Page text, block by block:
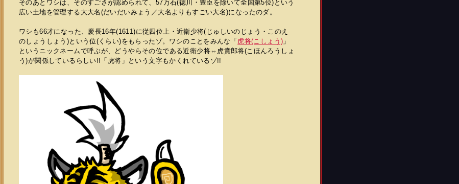
そのあとワシは、そのすごさが認められて、57万石(徳川・豊臣を除いて全国第5位)という
広い土地を管理する大大名(だいだいみょう／大名よりもすごい大名)になったのダ。
ワシも66才になった、慶長16年(1611)に従四位上・近衛少将(じゅしいのじょう・このえ
のしょうしょう)という位(くらい)をもらったゾ。ワシのことをみんな「 虎将(こしょう) 」
というニックネームで呼ぶが、どうやらその位である近衛少将⇔虎賁郎将(こほんろうしょ
う)が関係しているらしい!!「虎将」という文字もかくれているゾ!!